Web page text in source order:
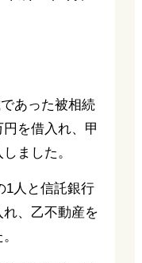
あった被相続
を借入れ、甲
ました。
1人と信託銀行
、乙不動産を